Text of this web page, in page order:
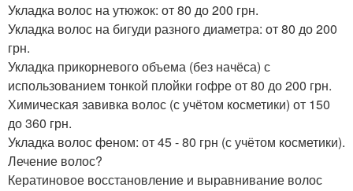
Укладка волос на утюжок: от 80 до 200 грн.
Укладка волос на бигуди разного диаметра: от 80 до 200
грн.
Укладка прикорневого объема (без начёса) с
использованием тонкой плойки гофре от 80 до 200 грн.
Химическая завивка волос (с учётом косметики) от 150
до 360 грн.
Укладка волос феном: от 45 - 80 грн (с учётом косметики).
Лечение волос?
Кератиновое восстановление и выравнивание волос